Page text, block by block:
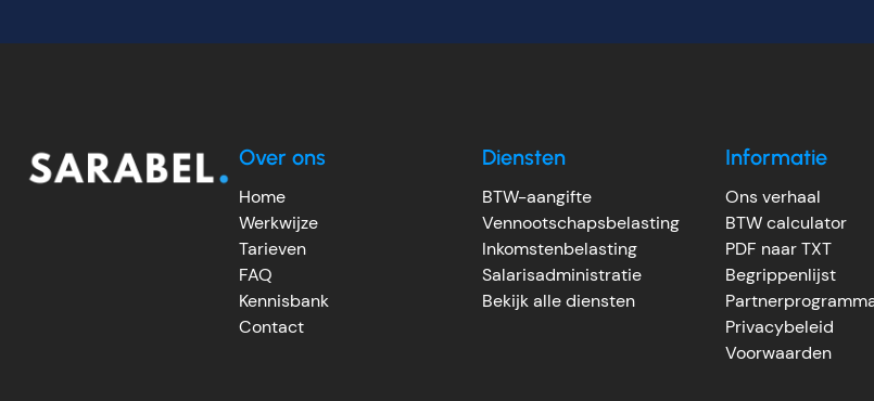
Over ons
Home
Werkwijze
Tarieven
FAQ
Kennisbank
Contact
Diensten
BTW-aangifte
Vennootschapsbelasting
Inkomstenbelasting
Salarisadministratie
Bekijk alle diensten
Informatie
Ons verhaal
BTW calculator
PDF naar TXT
Begrippenlijst
Privacybeleid
Voorwaarden